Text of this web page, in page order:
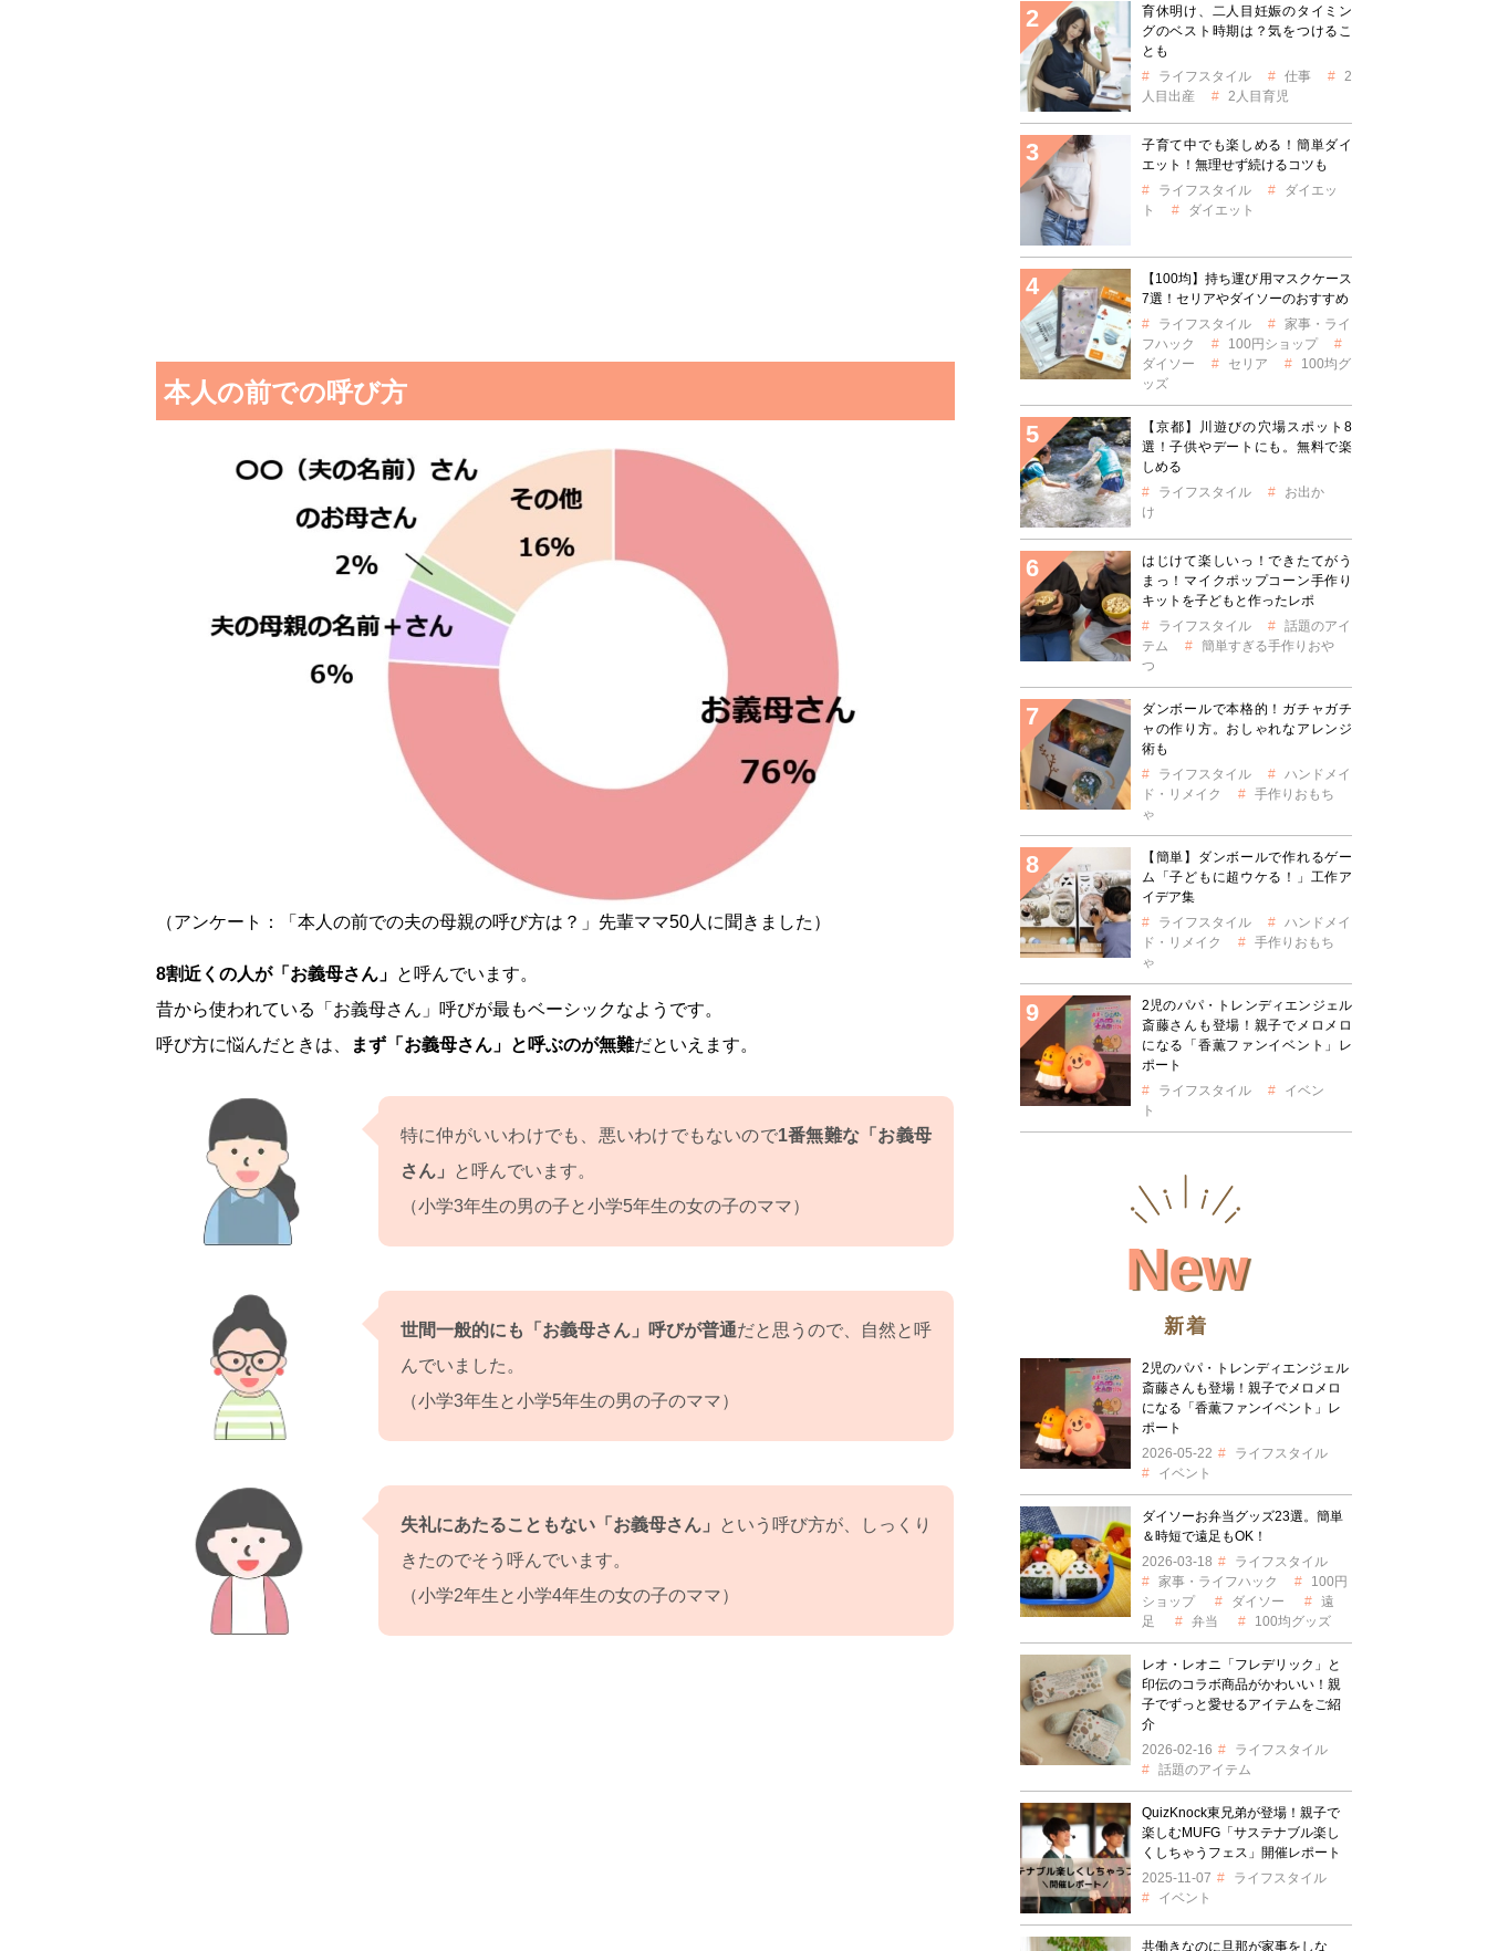
本人の前での呼び方
（アンケート：「本人の前での夫の母親の呼び方は？」先輩ママ50人に聞きました）
8割近くの人が「お義母さん」 と呼んでいます。
昔から使われている「お義母さん」呼びが最もベーシックなようです。
呼び方に悩んだときは、
まず「お義母さん」と呼ぶのが無難だといえます。
特に仲がいいわけでも、悪いわけでもないので1番無難な「お義母
さん」
と呼んでいます。
（小学3年生の男の子と小学5年生の女の子のママ）
世間一般的にも「お義母さん」呼びが普通だと思うので、自然と呼
んでいました。
（小学3年生と小学5年生の男の子のママ）
失礼にあたることもない「お義母さん」
という呼び方が、しっくり
きたのでそう呼んでいます。
（小学2年生と小学4年生の女の子のママ）
育休明け、二人目妊娠のタイミン
グのベスト時期は？気をつけるこ
とも
ライフスタイル
仕事
2
人目出産
2人目育児
子育て中でも楽しめる！簡単ダイ
エット！無理せず続けるコツも
ライフスタイル
ダイエッ
ト
ダイエット
【100均】持ち運び用マスクケース
7選！セリアやダイソーのおすすめ
ライフスタイル
家事・ライ
フハック
100円ショップ
ダイソー
セリア
100均グ
ッズ
【京都】川遊びの穴場スポット8
選！子供やデートにも。無料で楽
しめる
ライフスタイル
お出か
け
はじけて楽しいっ！できたてがう
まっ！マイクポップコーン手作り
キットを子どもと作ったレポ
ライフスタイル
話題のアイ
テム
簡単すぎる手作りおや
つ
ダンボールで本格的！ガチャガチ
ャの作り方。おしゃれなアレンジ
術も
ライフスタイル
ハンドメイ
ド・リメイク
手作りおもち
ゃ
【簡単】ダンボールで作れるゲー
ム「子どもに超ウケる！」工作ア
イデア集
ライフスタイル
ハンドメイ
ド・リメイク
手作りおもち
ゃ
2児のパパ・トレンディエンジェル
斎藤さんも登場！親子でメロメロ
になる「香薫ファンイベント」レ
ポート
ライフスタイル
イベン
ト
New
新着
2児のパパ・トレンディエンジェル
斎藤さんも登場！親子でメロメロ
になる「香薫ファンイベント」レ
ポート
2026-05-22
ライフスタイル
イベント
ダイソーお弁当グッズ23選。簡単
＆時短で遠足もOK！
2026-03-18
ライフスタイル
家事・ライフハック
100円
ショップ
ダイソー
遠
足
弁当 100均グッズ
レオ・レオニ「フレデリック」と
印伝のコラボ商品がかわいい！親
子でずっと愛せるアイテムをご紹
介
2026-02-16
ライフスタイル
話題のアイテム
QuizKnock東兄弟が登場！親子で
楽しむMUFG「サステナブル楽し
くしちゃうフェス」開催レポート
2025-11-07
ライフスタイル
イベント
共働きなのに旦那が家事をしな